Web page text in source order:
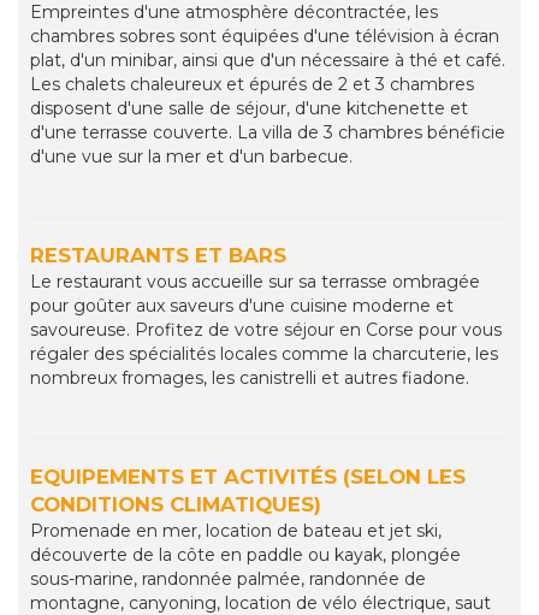
Empreintes d'une atmosphère décontractée, les
chambres sobres sont équipées d'une télévision à écran
plat, d'un minibar, ainsi que d'un nécessaire à thé et café.
Les chalets chaleureux et épurés de 2 et 3 chambres
disposent d'une salle de séjour, d'une kitchenette et
d'une terrasse couverte. La villa de 3 chambres bénéficie
d'une vue sur la mer et d'un barbecue.
RESTAURANTS ET BARS
Le restaurant vous accueille sur sa terrasse ombragée
pour goûter aux saveurs d'une cuisine moderne et
savoureuse. Profitez de votre séjour en Corse pour vous
régaler des spécialités locales comme la charcuterie, les
nombreux fromages, les canistrelli et autres fiadone.
EQUIPEMENTS ET ACTIVITÉS (SELON LES
CONDITIONS CLIMATIQUES)
Promenade en mer, location de bateau et jet ski,
découverte de la côte en paddle ou kayak, plongée
sous-marine, randonnée palmée, randonnée de
montagne, canyoning, location de vélo électrique, saut